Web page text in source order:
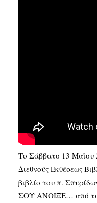
Το Σάββατο 13 Μαΐου
Διεθνούς Εκθέσεως
βιβλίο του π.
ΣΟΥ ΑΝΟΙΞΕ… από τα